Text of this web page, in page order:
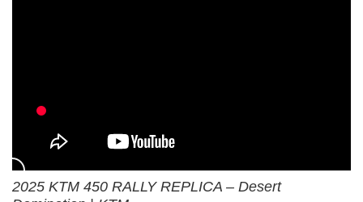
2025 KTM 450 RALLY REPLICA – Desert